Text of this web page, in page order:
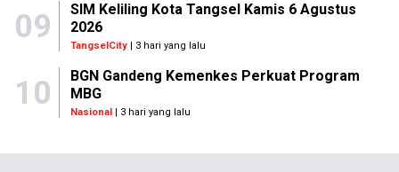
09
SIM Keliling Kota Tangsel Kamis 6 Agustus
2026
TangselCity| 3 hari yang lalu
10
BGN Gandeng Kemenkes Perkuat Program
MBG
Nasional| 3 hari yang lalu